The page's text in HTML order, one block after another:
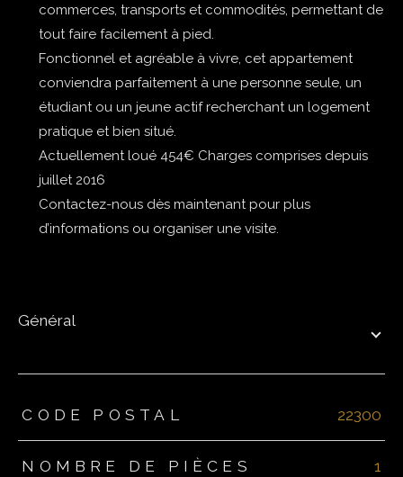
commerces, transports et commodités, permettant de
tout faire facilement à pied.
Fonctionnel et agréable à vivre, cet appartement
conviendra parfaitement à une personne seule, un
étudiant ou un jeune actif recherchant un logement
pratique et bien situé.
Actuellement loué 454€ Charges comprises depuis
juillet 2016
Contactez-nous dès maintenant pour plus
d’informations ou organiser une visite.
général
TRAD_ZEPHYR_Caracteristique TRAD_ZEPHYR_Valeurs
CODE POSTAL 22300
NOMBRE DE PIÈCES 1